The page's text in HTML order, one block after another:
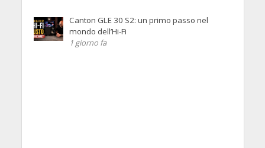
Canton GLE 30 S2: un primo passo nel
mondo dell’Hi-Fi
1 giorno fa